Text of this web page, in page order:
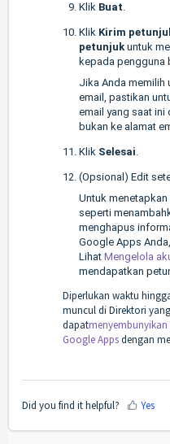
Klik Buat.
Klik Kirim
petunjuk untuk
kepada pengguna
Jika Anda memilih
email, pastikan
email yang saat
bukan ke alamat
Klik Selesai.
(Opsional) Edit
Untuk
seperti
menghapus
Google Apps
Lihat Mengelola
mendapatkan
Diperlukan waktu
muncul di Direktori
dapat
Google Appsdengan
Did you find it helpful? Yes